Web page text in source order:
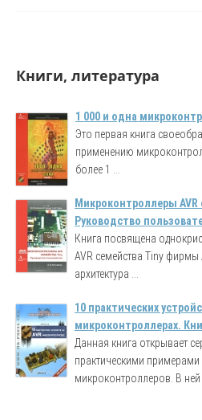
Книги, литература
1 000 и одна
Это первая книга
применению
более 1 ...
Микроконтроллеры AVR
Руководство
Книга посвящена
AVR семейства Tiny фирмы
архитектура ...
10 практических
микроконтроллерах.
Данная книга открывает
практическими
микроконтроллеров. В ней